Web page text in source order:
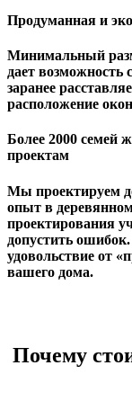
Продуманная и
Минимальный
дает
заранее
расположение
Более 2000 семей
проектам
Мы проектируем
опыт в
проектирования
допустить
удовольствие от
вашего дома.
Почему